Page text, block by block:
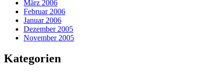
März 2006
Februar 2006
Januar 2006
Dezember 2005
November 2005
Kategorien